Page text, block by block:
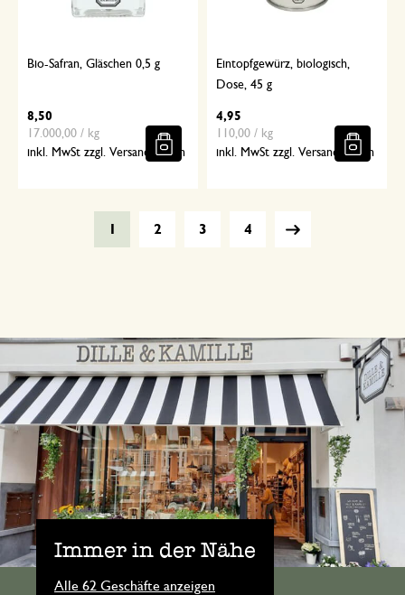
Bio-Safran, Gläschen 0,5 g
8,50
17.000,00 / kg
inkl. MwSt zzgl. Versandkosten
Eintopfgewürz, biologisch,
Dose, 45 g
4,95
110,00 / kg
inkl. MwSt zzgl. Versandkosten
2 3 4
Immer in der Nähe
Alle 62 Geschäfte anzeigen